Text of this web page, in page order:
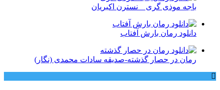
باجه موذی گری _ نسترن اکبریان
دانلود رمان بارش آفتاب
رمان در حصار گذشته-صدیقه سادات محمدی (نگار)